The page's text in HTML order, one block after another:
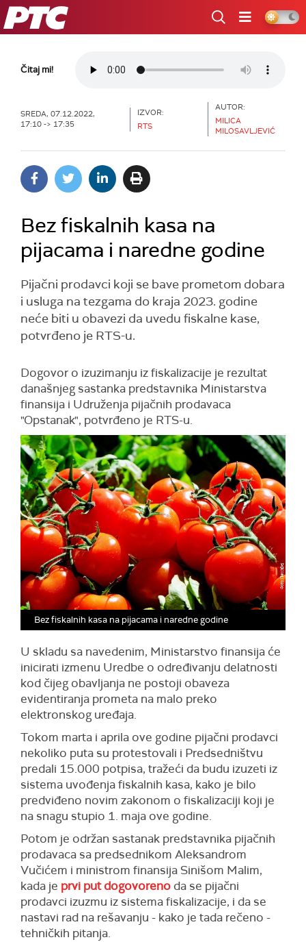
RTS
Čitaj mi!
SREDA, 07.12.2022,
17:10 -> 17:35
IZVOR:
RTS
AUTOR:
MILICA
MILOSAVLJEVIĆ
Bez fiskalnih kasa na
pijacama i naredne godine
Pijačni prodavci koji se bave prometom dobara
i usluga na tezgama do kraja 2023. godine
neće biti u obavezi da uvedu fiskalne kase,
potvrđeno je RTS-u.
Dogovor o izuzimanju iz fiskalizacije je rezultat
današnjeg sastanka predstavnika Ministarstva
finansija i Udruženja pijačnih prodavaca
"Opstanak", potvrđeno je RTS-u.
Bez fiskalnih kasa na pijacama i naredne godine
U skladu sa navedenim, Ministarstvo finansija će
inicirati izmenu Uredbe o određivanju delatnosti
kod čijeg obavljanja ne postoji obaveza
evidentiranja prometa na malo preko
elektronskog uređaja.
Tokom marta i aprila ove godine pijačni prodavci
nekoliko puta su protestovali i Predsedništvu
predali 15.000 potpisa, tražeći da budu izuzeti iz
sistema uvođenja fiskalnih kasa, kako je bilo
predviđeno novim zakonom o fiskalizaciji koji je
na snagu stupio 1. maja ove godine.
Potom je održan sastanak predstavnika pijačnih
prodavaca sa predsednikom Aleksandrom
Vučićem i ministrom finansija Sinišom Malim,
kada je prvi put dogovoreno da se pijačni
prodavci izuzmu iz sistema fiskalizacije, i da se
nastavi rad na rešavanju - kako je tada rečeno -
tehničkih pitanja.